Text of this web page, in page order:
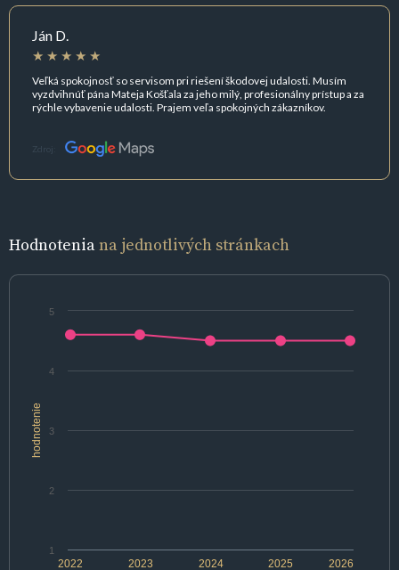
Ján D.
Veľká spokojnosť so servisom pri riešení škodovej udalosti. Musím
vyzdvihnúť pána Mateja Košťala za jeho milý, profesionálny prístup a za
rýchle vybavenie udalosti. Prajem veľa spokojných zákazníkov.
Zdroj:
Hodnoteniana jednotlivých stránkach
hodnotenie
2022 2024 2026
2023 2025
1
2
3
4
5